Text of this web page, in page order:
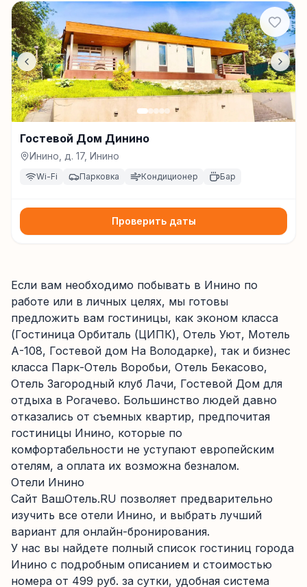
Гостевой Дом Динино
Инино, д. 17, Инино
Wi-Fi Парковка Кондиционер Бар
Проверить даты
Если вам необходимо побывать в Инино по
работе или в личных целях, мы готовы
предложить вам гостиницы, как эконом класса
(Гостиница Орбиталь (ЦИПК), Отель Уют, Мотель
А-108, Гостевой дом На Володарке), так и бизнес
класса Парк-Отель Воробьи, Отель Бекасово,
Отель Загородный клуб Лачи, Гостевой Дом для
отдыха в Рогачево. Большинство людей давно
отказались от съемных квартир, предпочитая
гостиницы Инино, которые по
комфортабельности не уступают европейским
отелям, а оплата их возможна безналом.
Отели Инино
Сайт ВашОтель.RU позволяет предварительно
изучить все отели Инино, и выбрать лучший
вариант для онлайн-бронирования.
У нас вы найдете полный список гостиниц города
Инино с подробным описанием и стоимостью
номера от 499 руб. за сутки, удобная система